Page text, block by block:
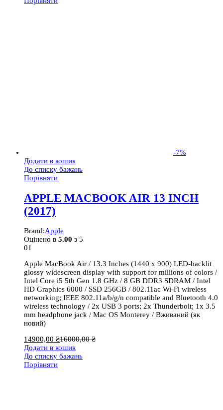
-7%
Додати в кошик
До списку бажань
Порівняти
APPLE MACBOOK AIR 13 INCH
(2017)
Brand:Apple
Оцінено в 5.00 з 5
01
Apple MacBook Air / 13.3 Inches (1440 x 900) LED-backlit
glossy widescreen display with support for millions of colors /
Intel Core i5 5th Gen 1.8 GHz / 8 GB DDR3 SDRAM / Intel
HD Graphics 6000 / SSD 256GB / 802.11ac Wi-Fi wireless
networking; IEEE 802.11a/b/g/n compatible and Bluetooth 4.0
wireless technology / 2x USB 3 ports; 2x Thunderbolt; 1x 3.5
mm headphone jack / Mac OS Monterey / Вживаний (як
новий)
14900,00 ₴16000,00₴
Додати в кошик
До списку бажань
Порівняти